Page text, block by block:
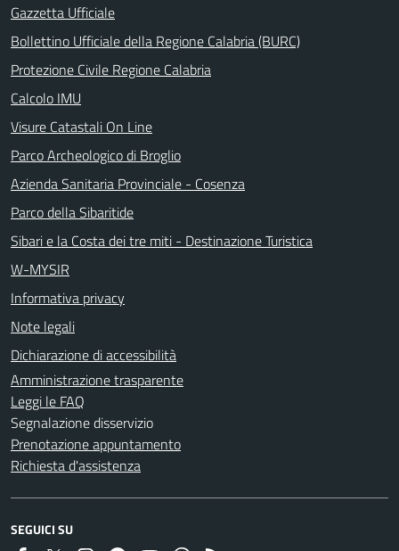
Gazzetta Ufficiale
Bollettino Ufficiale della Regione Calabria (BURC)
Protezione Civile Regione Calabria
Calcolo IMU
Visure Catastali On Line
Parco Archeologico di Broglio
Azienda Sanitaria Provinciale - Cosenza
Parco della Sibaritide
Sibari e la Costa dei tre miti - Destinazione Turistica
W-MYSIR
Informativa privacy
Note legali
Dichiarazione di accessibilità
Amministrazione trasparente
Leggi le FAQ
Segnalazione disservizio
Prenotazione appuntamento
Richiesta d'assistenza
SEGUICI SU